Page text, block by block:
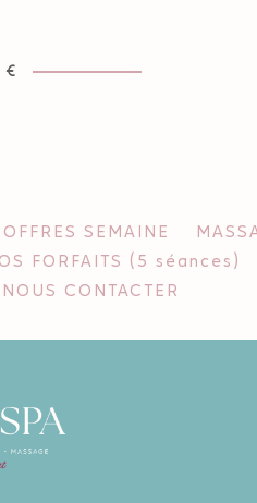
OFFRES SEMAINE
FORFAITS (5 séances)
NOUS CONTACTER